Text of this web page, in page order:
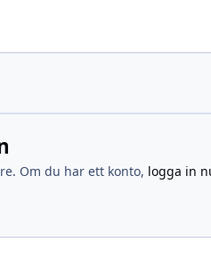
Om du har ett konto, logga in